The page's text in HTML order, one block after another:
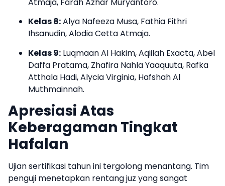
Kelas 8:Alya Nafeeza Musa, Fathia Fithri
Ihsanudin, Alodia Cetta Atmaja.
Kelas 9: Luqmaan Al Hakim, Aqiilah Exacta, Abel
Daffa Pratama, Zhafira Nahla Yaaquuta, Rafka
Atthala Hadi, Alycia Virginia, Hafshah Al
Muthmainnah.
Apresiasi Atas
Keberagaman Tingkat
Hafalan
Ujian sertifikasi tahun ini tergolong menantang. Tim
penguji menetapkan rentang juz yang sangat